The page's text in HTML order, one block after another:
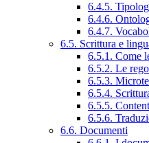
6.4.5.
6.4.6.
6.4.7.
6.5. Scrittura e
6.5.1. Come
6.5.2. Le
6.5.3.
6.5.4.
6.5.5.
6.5.6.
6.6. Documenti